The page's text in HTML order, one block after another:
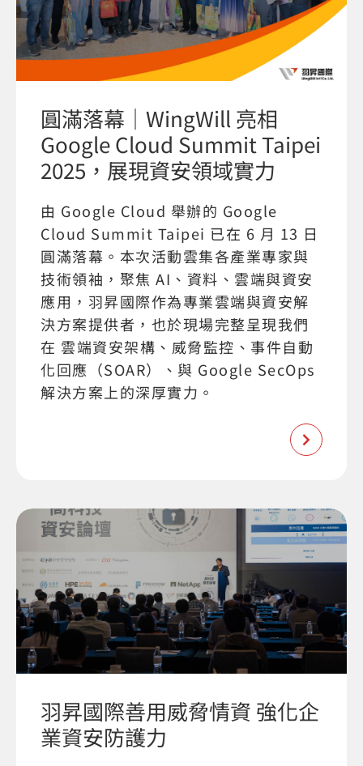
圓滿落幕｜WingWill 亮相
Google Cloud Summit Taipei
2025，展現資安領域實力
由 Google Cloud 舉辦的 Google
Cloud Summit Taipei 已在 6 月 13 日
圓滿落幕。本次活動雲集各產業專家與
技術領袖，聚焦 AI、資料、雲端與資安
應用，羽昇國際作為專業雲端與資安解
決方案提供者，也於現場完整呈現我們
在 雲端資安架構、威脅監控、事件自動
化回應（SOAR）、與 Google SecOps
解決方案上的深厚實力。
羽昇國際善用威脅情資 強化企
業資安防護力